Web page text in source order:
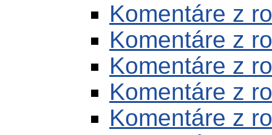
Komentáre z
Komentáre z
Komentáre z
Komentáre z
Komentáre z